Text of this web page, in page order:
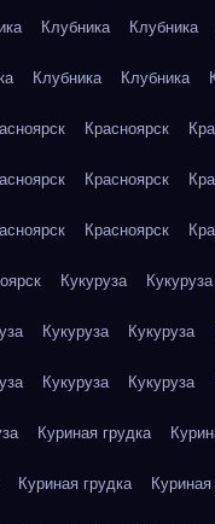
Клубника Клубника
Клубника Клубника
Красноярск
Красноярск
Красноярск
Кукуруза Кукуруза
Кукуруза Кукуруза
Кукуруза Кукуруза
Куриная грудка
Куриная грудка Куриная